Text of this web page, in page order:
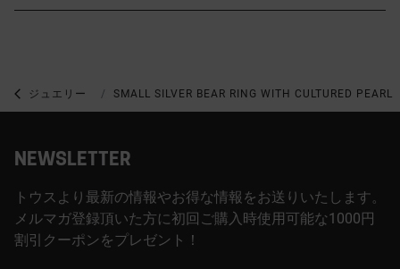
ジュエリー パール付きジュエリー
SMALL SILVER BEAR RING WITH CULTURED PEARL
NEWSLETTER
トウスより最新の情報やお得な情報をお送りいたします。
メルマガ登録頂いた方に初回ご購入時使用可能な1000円
割引クーポンをプレゼント！